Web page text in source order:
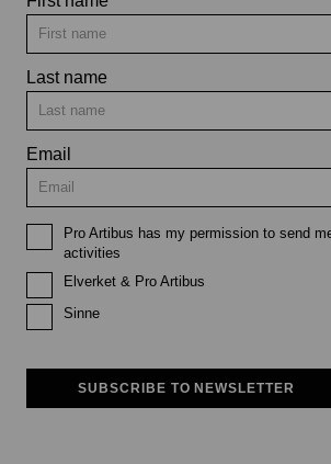
Last name
Email
Pro Artibus has my permission to send
activities
Elverket & Pro Artibus
Sinne
SUBSCRIBE TO NEWSLETTER